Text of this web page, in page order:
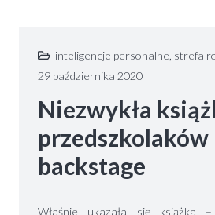
inteligencje personalne strefa
29 października 2020
Niezwykła
przedszkolaków
backstage
Właśnie ukazała się książka